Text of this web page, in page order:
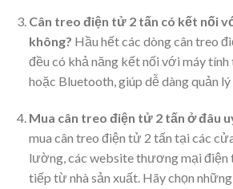
Cân treo điện tử 2 tấn có kết nối
không? Hầu hết các dòng cân treo
đều có khả năng kết nối với máy tính
hoặc Bluetooth, giúp dễ dàng quản
Mua cân treo điện tử 2 tấn ở đâu
mua cân treo điện tử 2 tấn tại các
lường, các website thương mại
tiếp từ nhà sản xuất. Hãy chọn